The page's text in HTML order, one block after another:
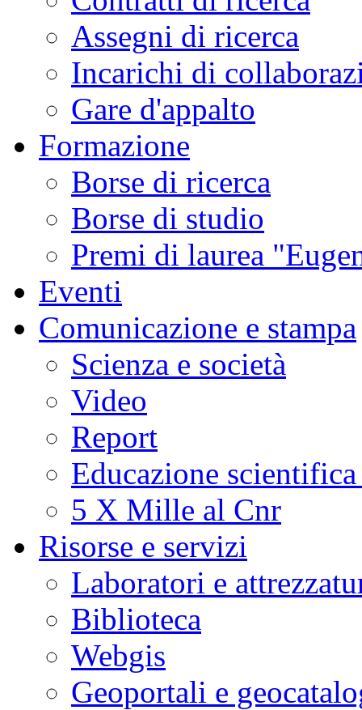
Assegni di ricerca
Incarichi di
Gare d'appalto
Formazione
Borse di ricerca
Borse di studio
Premi di laurea
Eventi
Comunicazione e stampa
Scienza e società
Video
Report
Educazione
5 X Mille al Cnr
Risorse e servizi
Laboratori e
Biblioteca
Webgis
Geoportali e